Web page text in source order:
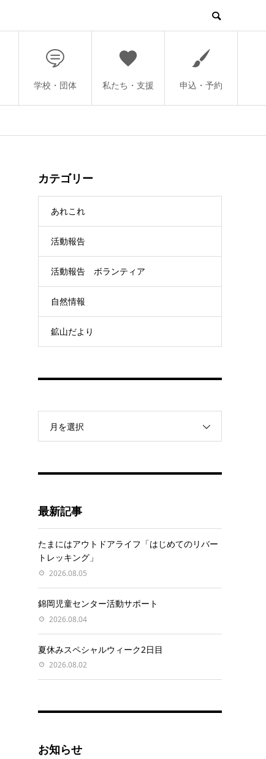
学校・団体 私たち・支援 申込・予約
カテゴリー
あれこれ
活動報告
活動報告 ボランティア
自然情報
鉱山だより
月を選択
最新記事
たまにはアウトドアライフ「はじめてのリバー
トレッキング」
2026.08.05
錦岡児童センター活動サポート
2026.08.04
夏休みスペシャルウィーク2日目
2026.08.02
お知らせ